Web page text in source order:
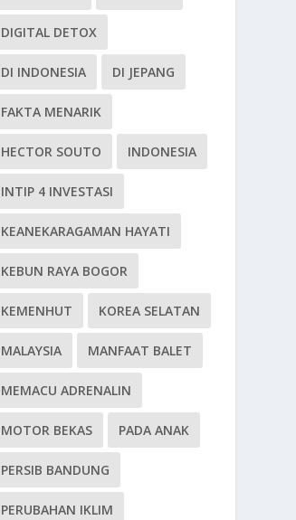
DIGITAL DETOX
DI INDONESIA DI JEPANG
FAKTA MENARIK
HECTOR SOUTO INDONESIA
INTIP 4 INVESTASI
KEANEKARAGAMAN HAYATI
KEBUN RAYA BOGOR
KEMENHUT KOREA SELATAN
MALAYSIA MANFAAT BALET
MEMACU ADRENALIN
MOTOR BEKAS PADA ANAK
PERSIB BANDUNG
PERUBAHAN IKLIM